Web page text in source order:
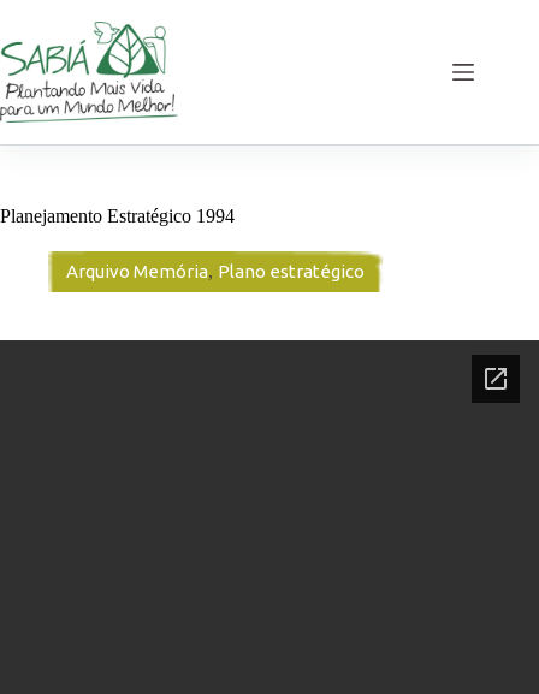
o
conteúdo
Planejamento Estratégico 1994
Arquivo Memória, Plano estratégico